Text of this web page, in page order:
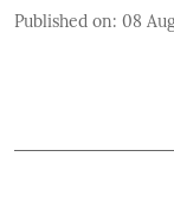
Published on: 08